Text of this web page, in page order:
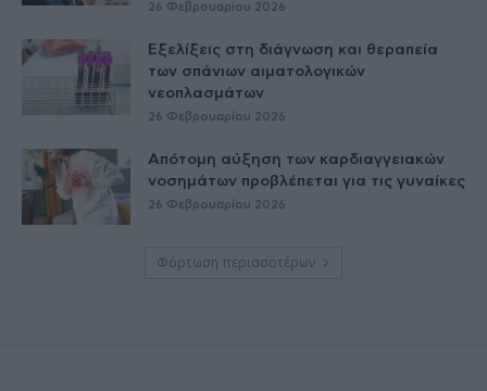
26 Φεβρουαρίου 2026
Εξελίξεις στη διάγνωση και θεραπεία
των σπάνιων αιματολογικών
νεοπλασμάτων
26 Φεβρουαρίου 2026
Απότομη αύξηση των καρδιαγγειακών
νοσημάτων προβλέπεται για τις γυναίκες
26 Φεβρουαρίου 2026
Φόρτωση περισσοτέρων